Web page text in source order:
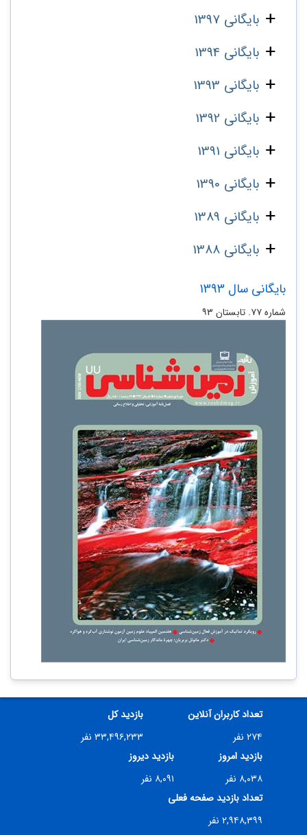
بایگانی 1397
بایگانی 1394
بایگانی 1393
بایگانی 1392
بایگانی 1391
بایگانی 1390
بایگانی 1389
بایگانی 1388
بایگانی سال 1393
شماره ۷۷. تابستان ۹۳
تعداد کاربران آنلاین
۲۷۴ نفر
بازدید کل
۳۳,۴۹۶,۲۳۳ نفر
بازدید امروز
۸,۰۳۸ نفر
بازدید دیروز
۸,۰۹۱ نفر
تعداد بازدید صفحه فعلی
۲,۹۴۸,۳۹۹ نفر